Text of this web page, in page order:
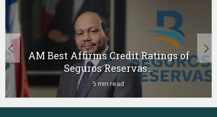
AM Best Affirms Credit Ratings of
Seguros Reservas...
5 min read